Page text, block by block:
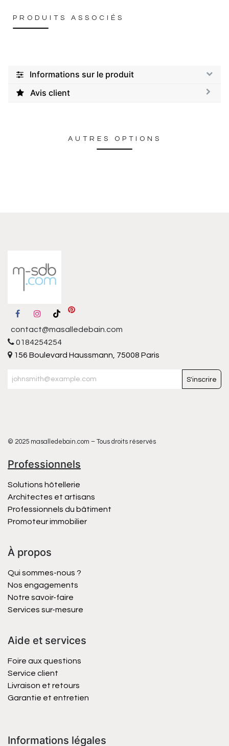
PRODUITS ASSOCIÉS
Informations sur le produit
Avis client
AUTRES OPTIONS
contact@masalledebain.com
0184254254
156 Boulevard Haussmann, 75008 Paris
S'inscrire
© 2025 masalledebain.com – Tous droits réservés
Professionnels
Solutions hôtellerie
Architectes et artisans
Professionnels du bâtiment
Promoteur immobilier
À propos
Qui sommes-nous ?
Nos engagements
Notre savoir-faire
Services sur-mesure
Aide et services
Foire aux questions
Service client
Livraison et retours
Garantie et entretien
Informations légales